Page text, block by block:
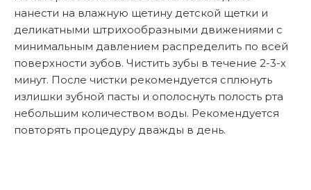
нанести на влажную щетину детской щетки и
деликатными штрихообразными движениями с
минимальным давлением распределить по всей
поверхности зубов. Чистить зубы в течение 2-3-х
минут. После чистки рекомендуется сплюнуть
излишки зубной пасты и ополоснуть полость рта
небольшим количеством воды. Рекомендуется
повторять процедуру дважды в день.